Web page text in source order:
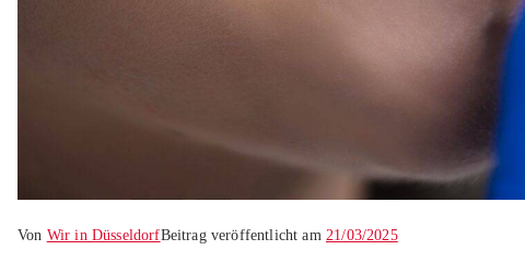
Von Wir in DüsseldorfBeitrag veröffentlicht am 21/03/2025